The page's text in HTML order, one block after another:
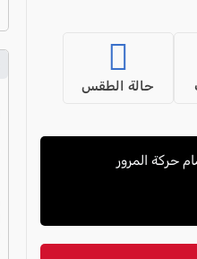
حالة الطقس